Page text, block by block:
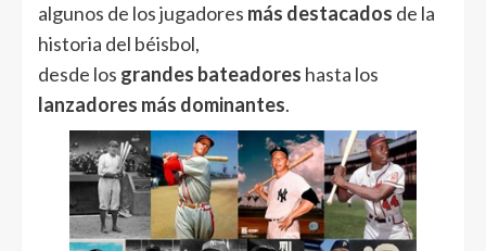
algunos de los jugadores más destacados de la
historia del béisbol,
desde los grandes bateadores hasta los
lanzadores más dominantes.